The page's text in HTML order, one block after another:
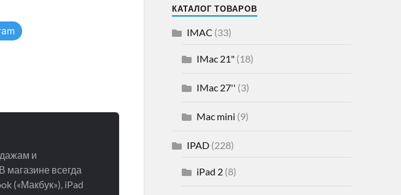
и
магазине всегда
(«Макбук»), iPad
КАТАЛОГ ТОВАРОВ
IMAC (33)
IMac 21"(18)
IMac 27'' (3)
Mac mini (9)
IPAD(228)
iPad 2(8)